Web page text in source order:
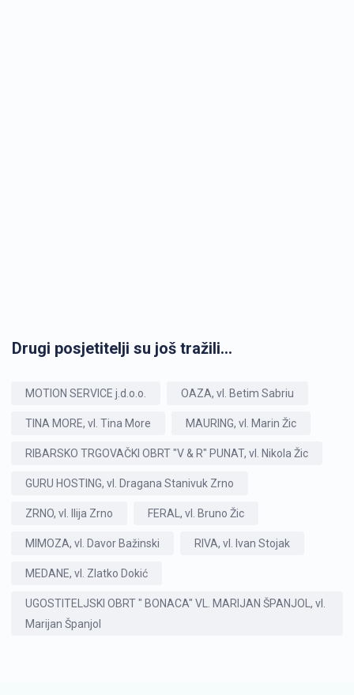
Drugi posjetitelji su još tražili...
MOTION SERVICE j.d.o.o. OAZA, vl. Betim Sabriu
TINA MORE, vl. Tina More MAURING, vl. Marin Žic
RIBARSKO TRGOVAČKI OBRT "V & R" PUNAT, vl. Nikola Žic
GURU HOSTING, vl. Dragana Stanivuk Zrno
ZRNO, vl. Ilija Zrno FERAL, vl. Bruno Žic
MIMOZA, vl. Davor Bažinski RIVA, vl. Ivan Stojak
MEDANE, vl. Zlatko Dokić
UGOSTITELJSKI OBRT " BONACA" VL. MARIJAN ŠPANJOL, vl.
Marijan Španjol